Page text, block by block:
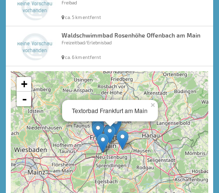
Freibad
ca. 5 km entfernt
Waldschwimmbad Rosenhöhe Offenbach am Main
Freizeitbad/Erlebnisbad
ca. 6 km entfernt
×
Textorbad Frankfurt am Main
+
-